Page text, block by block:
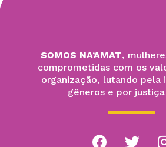
SOMOS NA’AMAT,
comprometidas com os
organização, lutando pela
gêneros e por